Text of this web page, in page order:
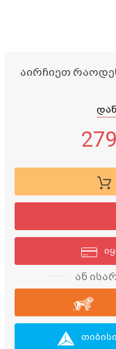
აირჩიეთ
279
ან